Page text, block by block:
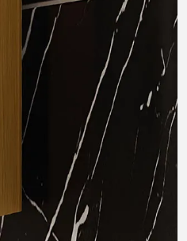
zahtevne stranke
kopalniška ogledala
Tako jih lahko
prostora. Sami
ohišja in barvo LED